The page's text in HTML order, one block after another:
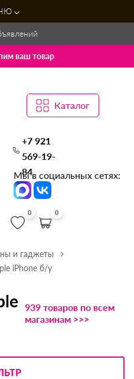
ваш товар
Каталог
+7 921
569-19-
84
Мы в социальных сетях:
0 0
и гаджеты
iPhone б/у
939 товаров по всем
магазинам >>>